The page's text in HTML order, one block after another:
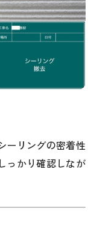
ーリングの密着性
っかり確認しなが